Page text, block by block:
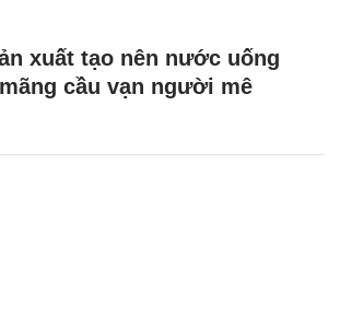
xuất tạo nên nước uống
cầu vạn người mê